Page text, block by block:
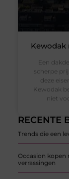
RECENTE
Trends die een
Occasion kopen
verrassingen
Kewodak
Een
scherpe
deze
Kewodak
niet